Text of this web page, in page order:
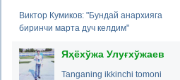
Виктор Кумиков: "Бундай анархияга
биринчи марта дуч келдим"
Яҳёхўжа Улуғхўжаев
Tanganing ikkinchi tomoni